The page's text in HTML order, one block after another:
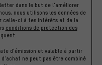
dans le but de l'améliorer
nous utilisons les données de
celle-ci à tes intérêts et de la
conditions de protection des
d'émission et valable à partir
d'achat ne peut pas être combiné